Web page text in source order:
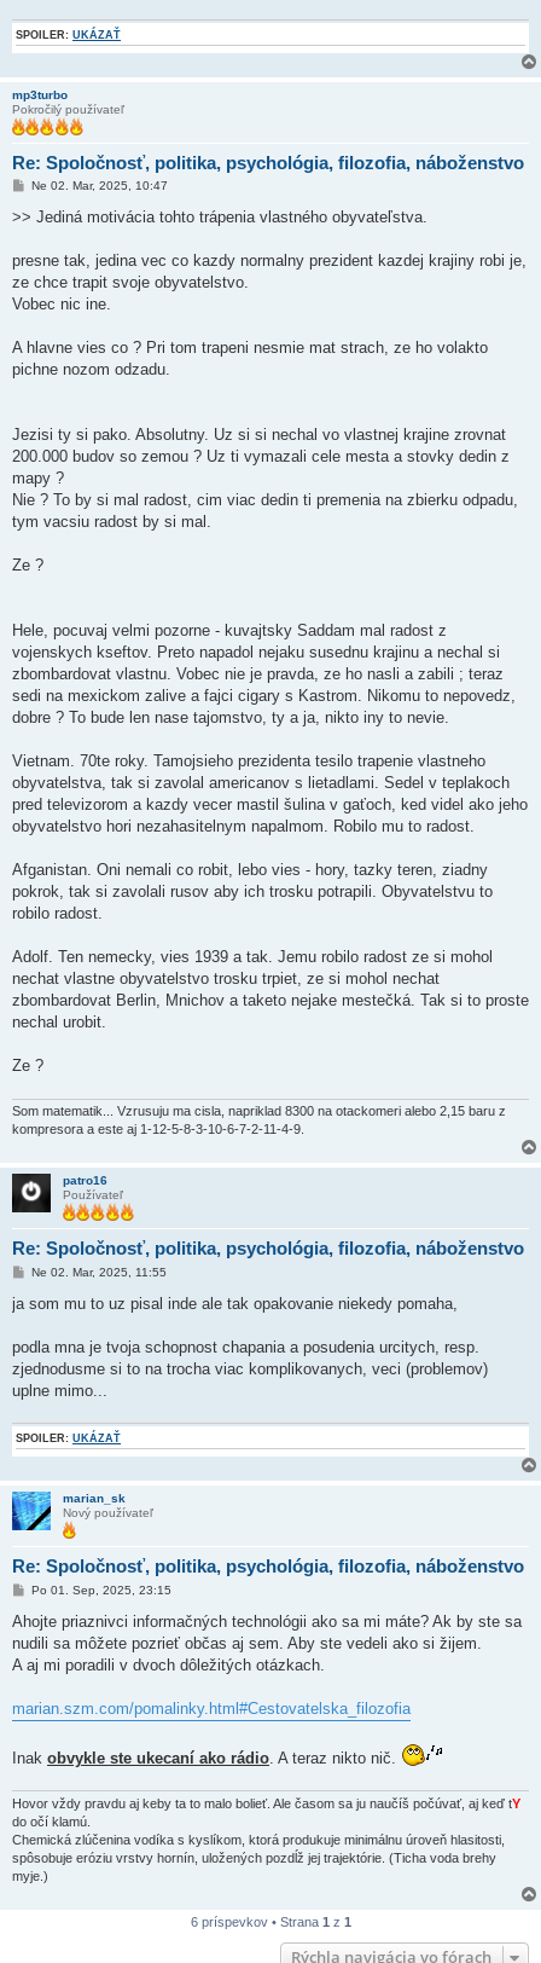
SPOILER: UKÁZAŤ
mp3turbo
Pokročilý používateľ
Re: Spoločnosť, politika, psychológia, filozofia, náboženstvo
P
í
e
o
k
Ne 02. Mar, 2025, 10:47
>> Jediná motivácia tohto trápenia vlastného obyvateľstva.
presne tak, jedina vec co kazdy normalny prezident kazdej krajiny robi je,
ze chce trapit svoje obyvatelstvo.
Vobec nic ine.
A hlavne vies co ? Pri tom trapeni nesmie mat strach, ze ho volakto
pichne nozom odzadu.
Jezisi ty si pako. Absolutny. Uz si si nechal vo vlastnej krajine zrovnat
200.000 budov so zemou ? Uz ti vymazali cele mesta a stovky dedin z
mapy ?
Nie ? To by si mal radost, cim viac dedin ti premenia na zbierku odpadu,
tym vacsiu radost by si mal.
Ze ?
Hele, pocuvaj velmi pozorne - kuvajtsky Saddam mal radost z
vojenskych kseftov. Preto napadol nejaku susednu krajinu a nechal si
zbombardovat vlastnu. Vobec nie je pravda, ze ho nasli a zabili ; teraz
sedi na mexickom zalive a fajci cigary s Kastrom. Nikomu to nepovedz,
dobre ? To bude len nase tajomstvo, ty a ja, nikto iny to nevie.
Vietnam. 70te roky. Tamojsieho prezidenta tesilo trapenie vlastneho
obyvatelstva, tak si zavolal americanov s lietadlami. Sedel v teplakoch
pred televizorom a kazdy vecer mastil šulina v gaťoch, ked videl ako jeho
obyvatelstvo hori nezahasitelnym napalmom. Robilo mu to radost.
Afganistan. Oni nemali co robit, lebo vies - hory, tazky teren, ziadny
pokrok, tak si zavolali rusov aby ich trosku potrapili. Obyvatelstvu to
robilo radost.
Adolf. Ten nemecky, vies 1939 a tak. Jemu robilo radost ze si mohol
nechat vlastne obyvatelstvo trosku trpiet, ze si mohol nechat
zbombardovat Berlin, Mnichov a taketo nejake mestečká. Tak si to proste
nechal urobit.
Ze ?
Som matematik... Vzrusuju ma cisla, napriklad 8300 na otackomeri alebo 2,15 baru z
kompresora a este aj 1-12-5-8-3-10-6-7-2-11-4-9.
patro16
Používateľ
Re: Spoločnosť, politika, psychológia, filozofia, náboženstvo
P
í
e
o
k
Ne 02. Mar, 2025, 11:55
ja som mu to uz pisal inde ale tak opakovanie niekedy pomaha,
podla mna je tvoja schopnost chapania a posudenia urcitych, resp.
zjednodusme si to na trocha viac komplikovanych, veci (problemov)
uplne mimo...
SPOILER: UKÁZAŤ
marian_sk
Nový používateľ
Re: Spoločnosť, politika, psychológia, filozofia, náboženstvo
P
í
p
e
k
Po 01. Sep, 2025, 23:15
Ahojte priaznivci informačných technológii ako sa mi máte? Ak by ste sa
nudili sa môžete pozrieť občas aj sem. Aby ste vedeli ako si žijem.
A aj mi poradili v dvoch dôležitých otázkach.
marian.szm.com/pomalinky.html#Cestovatelska_filozofia
Inak obvykle ste ukecaní ako rádio . A teraz nikto nič.
Hovor vždy pravdu aj keby ta to malo bolieť. Ale časom sa ju naučíš počúvať, aj keď tY
do očí klamú.
Chemická zlúčenina vodíka s kyslíkom, ktorá produkuje minimálnu úroveň hlasitosti,
spôsobuje eróziu vrstvy hornín, uložených pozdĺž jej trajektórie. (Ticha voda brehy
myje.)
6 príspevkov • Strana 1 z 1
Rýchla navigácia vo fórach